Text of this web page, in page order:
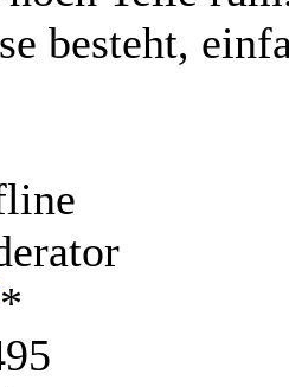
besteht,